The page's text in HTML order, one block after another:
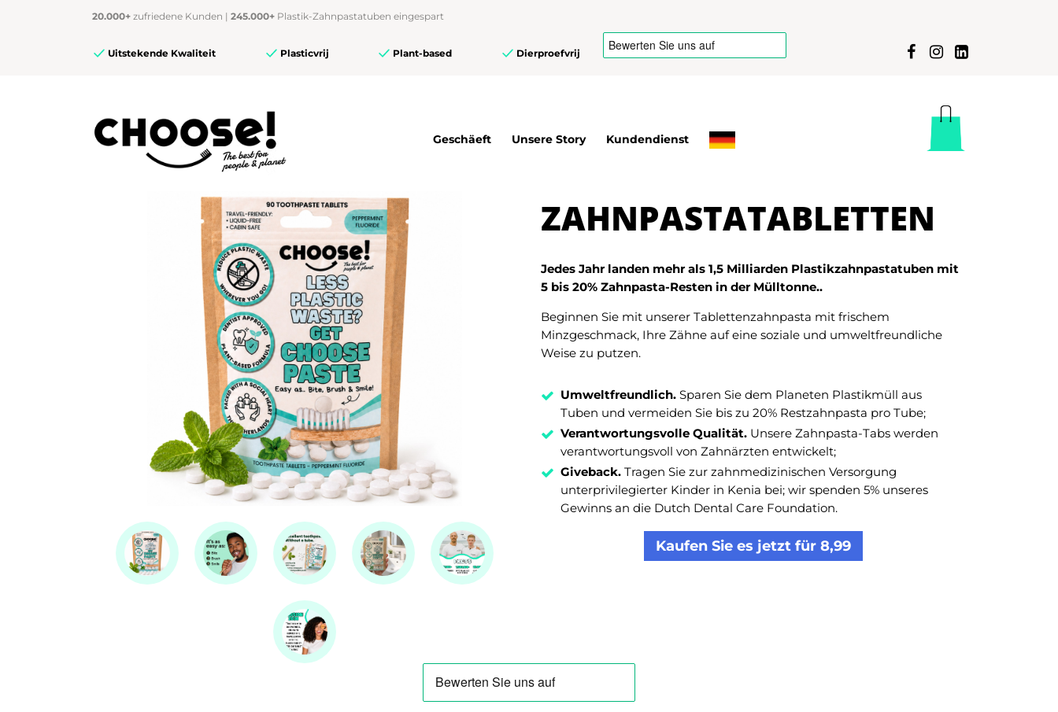
20.000+ zufriedene Kunden | 245.000+ Plastik-Zahnpastatuben eingespart
Uitstekende Kwaliteit Plasticvrij Plant-based Dierproefvrij
Geschäeft Unsere Story Kundendienst
ZAHNPASTATABLETTEN
Jedes Jahr landen mehr als 1,5 Milliarden Plastikzahnpastatuben mit
5 bis 20% Zahnpasta-Resten in der Mülltonne..
Beginnen Sie mit unserer Tablettenzahnpasta mit frischem
Minzgeschmack, Ihre Zähne auf eine soziale und umweltfreundliche
Weise zu putzen.
Umweltfreundlich. Sparen Sie dem Planeten Plastikmüll aus
Tuben und vermeiden Sie bis zu 20% Restzahnpasta pro Tube;
Verantwortungsvolle Qualität. Unsere Zahnpasta-Tabs werden
verantwortungsvoll von Zahnärzten entwickelt;
Giveback. Tragen Sie zur zahnmedizinischen Versorgung
unterprivilegierter Kinder in Kenia bei; wir spenden 5% unseres
Gewinns an die Dutch Dental Care Foundation.
Kaufen Sie es jetzt für 8,99